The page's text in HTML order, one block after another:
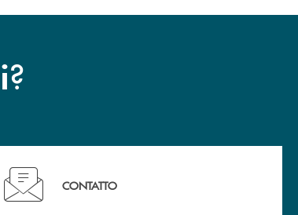
?
Hai bisogno di assistenza immediata? Contattaci !
CONTATTO